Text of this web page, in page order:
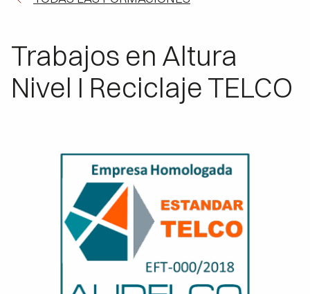
Trabajos en Altura
Nivel I Reciclaje TELCO